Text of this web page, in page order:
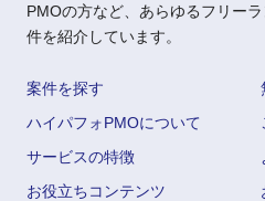
PMOの方など、あらゆるフリー
件を紹介しています。
案件を探す
ハイパフォPMOについて
サービスの特徴
お役立ちコンテンツ